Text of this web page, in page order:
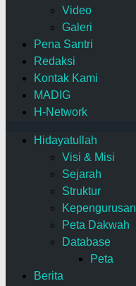
Video
Galeri
Pena Santri
Redaksi
Kontak Kami
MADIG
H-Network
Hidayatullah
Visi & Misi
Sejarah
Struktur
Kepengurusan
Peta Dakwah
Database
Peta
Berita